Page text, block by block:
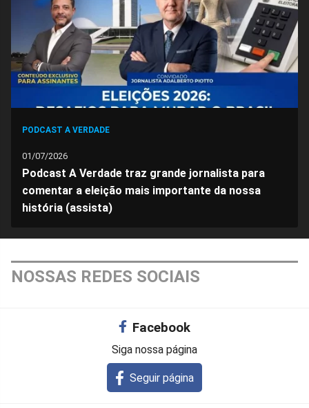
FacebookWhatsappTwitterMessengerTelegramGettr
PODCAST A VERDADE
01/07/2026
Podcast A Verdade traz grande jornalista para
comentar a eleição mais importante da nossa
história (assista)
NOSSAS REDES SOCIAIS
Facebook
Siga nossa página
Seguir página